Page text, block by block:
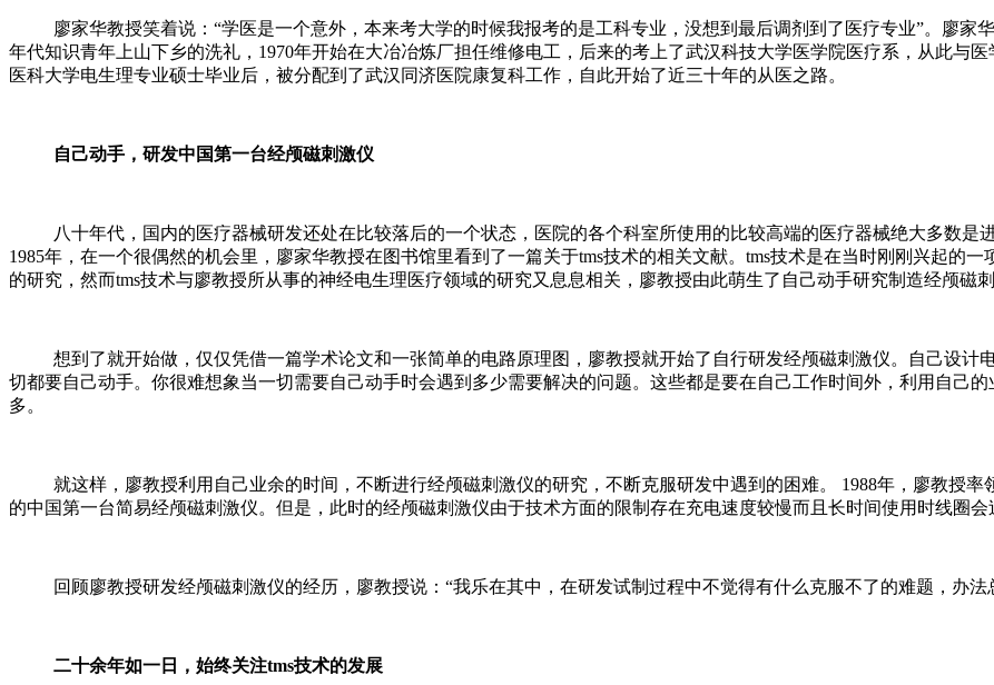
廖家华教授笑着说：“学医是一个意外，本来考大学的时候我报考的是工科专业，没想到最后调剂到了医疗专业”。廖家
年代知识青年上山下乡的洗礼，1970年开始在大冶冶炼厂担任维修电工，后来的考上了武汉科技大学医学院医疗系，从此与
医科大学电生理专业硕士毕业后，被分配到了武汉同济医院康复科工作，自此开始了近三十年的从医之路。
自己动手，研发中国第一台经颅磁刺激仪
八十年代，国内的医疗器械研发还处在比较落后的一个状态，医院的各个科室所使用的比较高端的医疗器械绝大多数是进
1985年，在一个很偶然的机会里，廖家华教授在图书馆里看到了一篇关于tms技术的相关文献。tms技术是在当时刚刚兴起的
的研究，然而tms技术与廖教授所从事的神经电生理医疗领域的研究又息息相关，廖教授由此萌生了自己动手研究制造经颅磁刺
想到了就开始做，仅仅凭借一篇学术论文和一张简单的电路原理图，廖教授就开始了自行研发经颅磁刺激仪。自己设计
切都要自己动手。你很难想象当一切需要自己动手时会遇到多少需要解决的问题。这些都是要在自己工作时间外，利用自己
多。
就这样，廖教授利用自己业余的时间，不断进行经颅磁刺激仪的研究，不断克服研发中遇到的困难。 1988年，廖教授率
的中国第一台简易经颅磁刺激仪。但是，此时的经颅磁刺激仪由于技术方面的限制存在充电速度较慢而且长时间使用时线圈会
回顾廖教授研发经颅磁刺激仪的经历，廖教授说：“我乐在其中，在研发试制过程中不觉得有什么克服不了的难题，办法
二十余年如一日，始终关注tms技术的发展